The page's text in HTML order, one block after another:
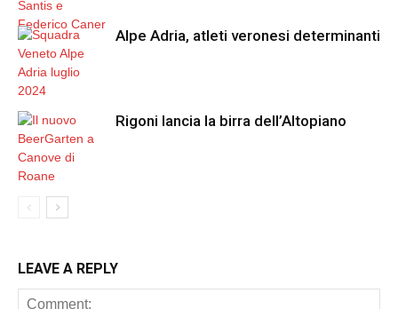
Alpe Adria, atleti veronesi determinanti
Rigoni lancia la birra dell’Altopiano
LEAVE A REPLY